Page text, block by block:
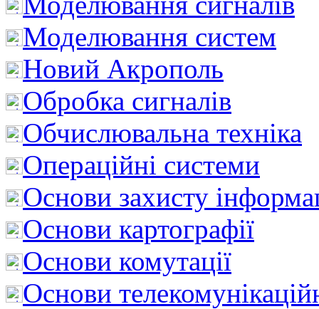
Моделювання систем
Новий Акрополь
Обробка сигналів
Обчислювальна техніка
Операційні системи
Основи захисту
Основи картографії
Основи комутації
Основи